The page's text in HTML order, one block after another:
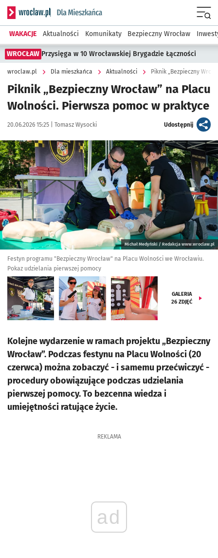
Serwis informacyjny wroclaw.pl podserwis: Dla mieszkańca
WAKACJE Aktualności Komunikaty Bezpieczny Wrocław
WROCŁAW Przysięga w 10 Wrocławskiej Brygadzie Łączności
wroclaw.pl Dla mieszkańca Aktualności Piknik „Bezpieczny
Piknik „Bezpieczny Wrocław” na Placu
Wolności. Pierwsza pomoc w praktyce
Data publikacji:
20.06.2026 15:25 | Autor:
Tomasz Wysocki Udostępnijartykuł
Kliknij, aby zobaczyć galerię
Michał Medyński / Redakcja www.wroclaw.pl
Festyn programu "Bezpieczny Wrocław" na Placu Wolności we Wrocławiu.
Pokaz udzielania pierwszej pomocy
GALERIA
26 ZDJĘĆ
Kolejne wydarzenie w ramach projektu „Bezpieczny
Wrocław”. Podczas festynu na Placu Wolności (20
czerwca) można zobaczyć - i samemu przećwiczyć -
procedury obowiązujące podczas udzielania
pierwszej pomocy. To bezcenna wiedza i
umiejętności ratujące życie.
REKLAMA
ad